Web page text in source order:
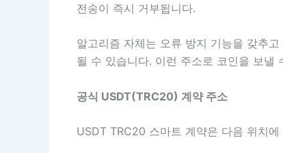
전송이 즉시 거부됩니다.
알고리즘 자체는 오류 방지 기능을 갖추
될 수 있습니다. 이런 주소로 코인을 보낼
공식 USDT(TRC20) 계약 주소
USDT TRC20 스마트 계약은 다음 위치